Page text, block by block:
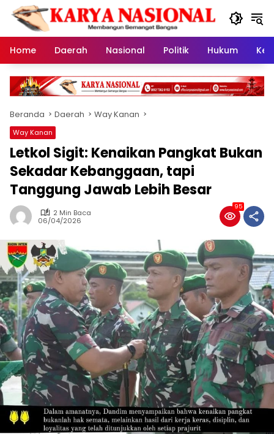
Langsung
konten
Home
Daerah Nasional Politik Hukum
Beranda Daerah Way Kanan
Way Kanan
Letkol Sigit: Kenaikan Pangkat Bukan
Sekadar Kebanggaan, tapi
Tanggung Jawab Lebih Besar
2 Min Baca
06/04/2026
95